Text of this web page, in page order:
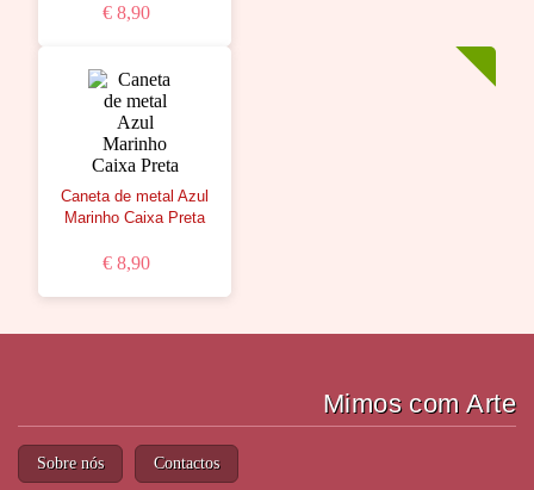
€ 8,90
Caneta de metal Azul
Marinho Caixa Preta
€ 8,90
Mimos com Arte
Sobre nós Contactos